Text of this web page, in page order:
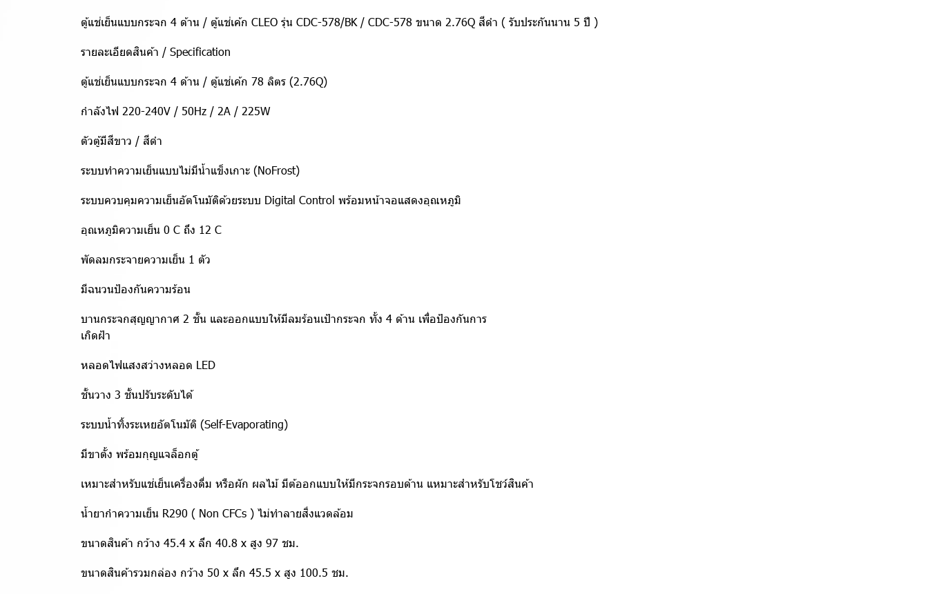
ตู้แช่เย็นแบบกระจก 4 ด้าน / ตู้แช่เค้ก CLEO รุ่น CDC-578/BK / CDC-578 ขนาด 2.76Q สีดำ ( รับประกันนาน 5 ปี )
รายละเอียดสินค้า / Specification
ตู้แช่เย็นแบบกระจก 4 ด้าน / ตู้แช่เค้ก 78 ลิตร (2.76Q)
กำลังไฟ 220-240V / 50Hz / 2A / 225W
ตัวตู้มีสีขาว / สีดำ
ระบบทำความเย็นแบบไม่มีน้ำแข็งเกาะ (NoFrost)
ระบบควบคุมความเย็นอัตโนมัติด้วยระบบ Digital Control พร้อมหน้าจอแสดงอุณหภูมิ
อุณหภูมิความเย็น 0 C ถึง 12 C
พัดลมกระจายความเย็น 1 ตัว
มีฉนวนป้องกันความร้อน
บานกระจกสุญญากาศ 2 ชั้น และออกแบบให้มีลมร้อนเป้ากระจก ทั้ง 4 ด้าน เพื่อป้องกันการ
เกิดฝ้า
หลอดไฟแสงสว่างหลอด LED
ชั้นวาง 3 ชั้นปรับระดับได้
ระบบน้ำทิ้งระเหยอัตโนมัติ (Self-Evaporating)
มีขาตั้ง พร้อมกุญแจล็อกตู้
เหมาะสำหรับแช่เย็นเครื่องดื่ม หรือผัก ผลไม้ มีต้ออกแบบให้มีกระจกรอบด้าน แหมาะสำหรับโชว์สินค้า
น้ำยากำความเย็น R290 ( Non CFCs ) ไม่ทำลายสิ่งแวดล้อม
ขนาดสินค้า กว้าง 45.4 x ลึก 40.8 x สูง 97 ชม.
ขนาดสินค้ารวมกล่อง กว้าง 50 x ลึก 45.5 x สูง 100.5 ชม.